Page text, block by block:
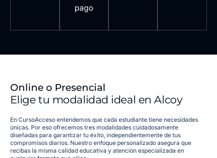
pago
Online o Presencial
Elige tu modalidad ideal en Alcoy
En CursoAcceso entendemos que cada estudiante tiene necesidades
únicas. Por eso ofrecemos tres modalidades cuidadosamente
diseñadas para garantizar tu éxito, independientemente de tus
compromisos diarios. Nuestro enfoque personalizado asegura que
recibas la misma calidad educativa y atención especializada en